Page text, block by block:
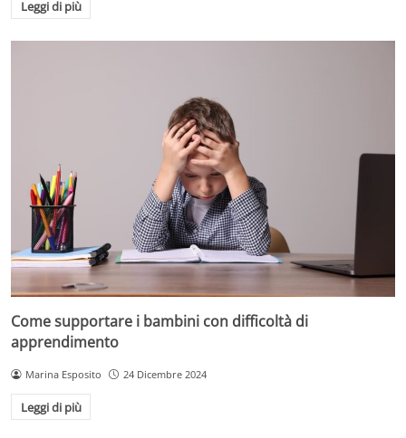
Leggi di più
Come supportare i bambini con difficoltà di
apprendimento
Marina Esposito 24 Dicembre 2024
Leggi di più